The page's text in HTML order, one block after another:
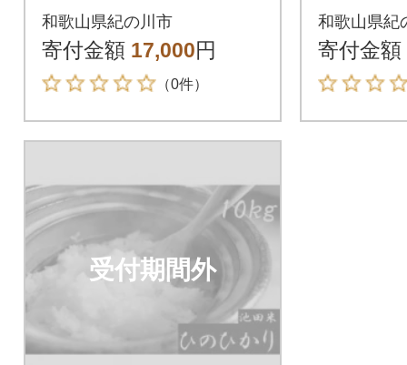
g(5kg×2袋入)紀の川市
産きぬむすめ
和歌山県紀の川市
寄付金額 17,000円
（0件）
(5kg×1
産ひの
和歌山県紀
寄付金額
受付期間外